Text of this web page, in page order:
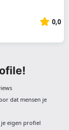
0,0
dat mensen je
eigen profiel